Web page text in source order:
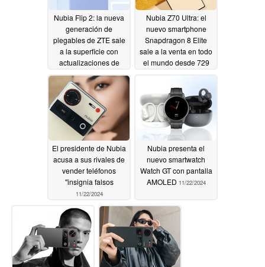
Nubia Flip 2: la nueva
generación de
plegables de ZTE sale
a la superficie con
actualizaciones de
diseño y mejoras de
hardware 11/28/2024
Nubia Z70 Ultra: el
nuevo smartphone
Snapdragon 8 Elite
sale a la venta en todo
el mundo desde 729
lanzamiento por
tiempo limitado
11/26/2024
El presidente de Nubia
acusa a sus rivales de
vender teléfonos
"insignia falsos
11/22/2024
Nubia presenta el
nuevo smartwatch
Watch GT con pantalla
AMOLED 11/22/2024